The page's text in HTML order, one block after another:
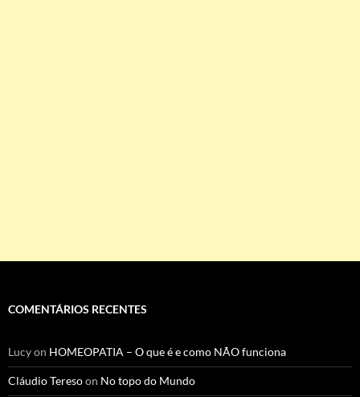
COMENTÁRIOS RECENTES
Lucyon HOMEOPATIA – O que é e como NÃO funciona
Cláudio Teresoon No topo do Mundo